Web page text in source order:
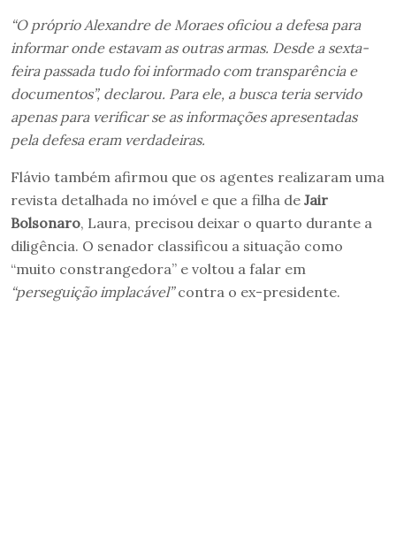
“O próprio Alexandre de Moraes oficiou a defesa para
informar onde estavam as outras armas. Desde a sexta-
feira passada tudo foi informado com transparência e
documentos”, declarou. Para ele, a busca teria servido
apenas para verificar se as informações apresentadas
pela defesa eram verdadeiras.
Flávio também afirmou que os agentes realizaram uma
revista detalhada no imóvel e que a filha de Jair
Bolsonaro, Laura, precisou deixar o quarto durante a
diligência. O senador classificou a situação como
“muito constrangedora” e voltou a falar em
“perseguição implacável”contra o ex-presidente.